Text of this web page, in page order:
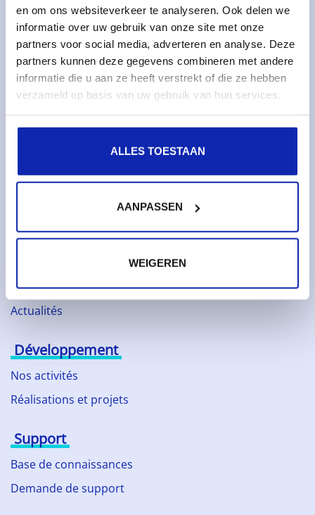
en om ons websiteverkeer te analyseren. Ook delen we
informatie over uw gebruik van onze site met onze
partners voor social media, adverteren en analyse. Deze
partners kunnen deze gegevens combineren met andere
informatie die u aan ze heeft verstrekt of die ze hebben
verzameld op basis van uw gebruik van hun services.
ALLES TOESTAAN
AANPASSEN
WEIGEREN
Surveillance & métriques
Serveurs cloud
Stockage cloud
Services
Noms de domaines
Hébergement web
À propos de Kinamo
Entreprise
Partenaires technologiques
Actualités
Développement
Nos activités
Réalisations et projets
Support
Base de connaissances
Demande de support